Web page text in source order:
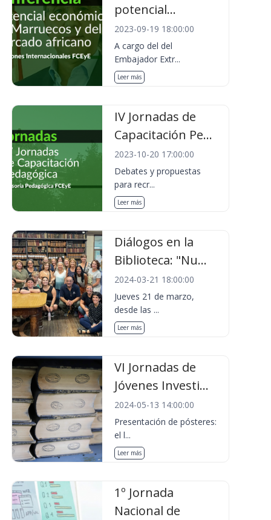
potencial...
2023-09-19 18:00:00
A cargo del del
Embajador Extr...
Leer más
IV Jornadas de
Capacitación Pe...
2023-10-20 17:00:00
Debates y propuestas
para recr...
Leer más
Diálogos en la
Biblioteca: "Nu...
2024-03-21 18:00:00
Jueves 21 de marzo,
desde las ...
Leer más
VI Jornadas de
Jóvenes Investi...
2024-05-13 14:00:00
Presentación de pósteres:
el l...
Leer más
1º Jornada
Nacional de